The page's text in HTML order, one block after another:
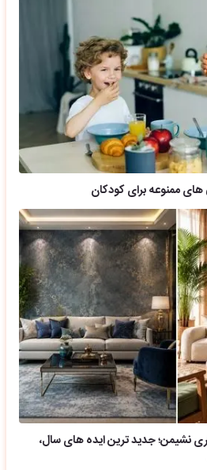
های ممنوعه برای کودکان
نشیمن؛ جدید ترین ایده های سال،